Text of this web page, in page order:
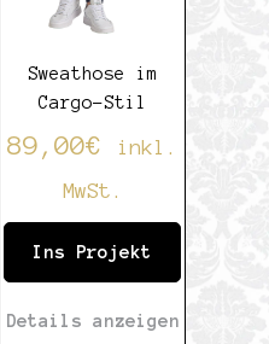
Sweathose im
Cargo-Stil
89,00€
inkl.
MwSt.
Ins Projekt
Details anzeigen